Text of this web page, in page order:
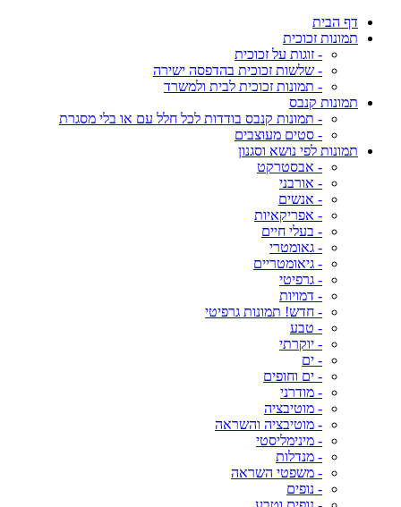
דף הבית
תמונות זכוכית
- זוגות על זכוכית
- שלשות זכוכית בהדפסה ישירה
- תמונות זכוכית לבית ולמשרד
תמונות קנבס
- תמונות קנבס בודדות לכל חלל עם או בלי מסגרת
- סטים מעוצבים
תמונות לפי נושא וסגנון
- אבסטרקט
- אורבני
- אנשים
- אפריקאיות
- בעלי חיים
- גאומטרי
- גיאומטריים
- גרפיטי
- דמויות
- חדש! תמונות גרפיטי
- טבע
- יוקרתי
- ים
- ים וחופים
- מודרני
- מוטיבציה
- מוטיבציה והשראה
- מינימליסטי
- מנדלות
- משפטי השראה
- נופים